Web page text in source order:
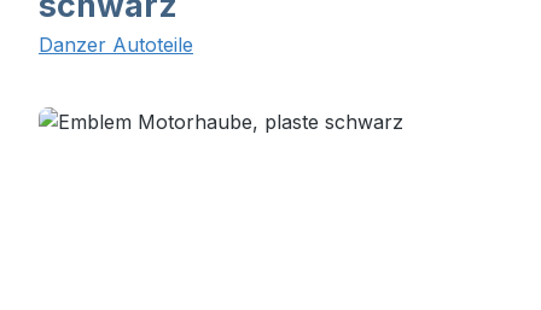
Danzer Autoteile
Bildergalerie überspringen